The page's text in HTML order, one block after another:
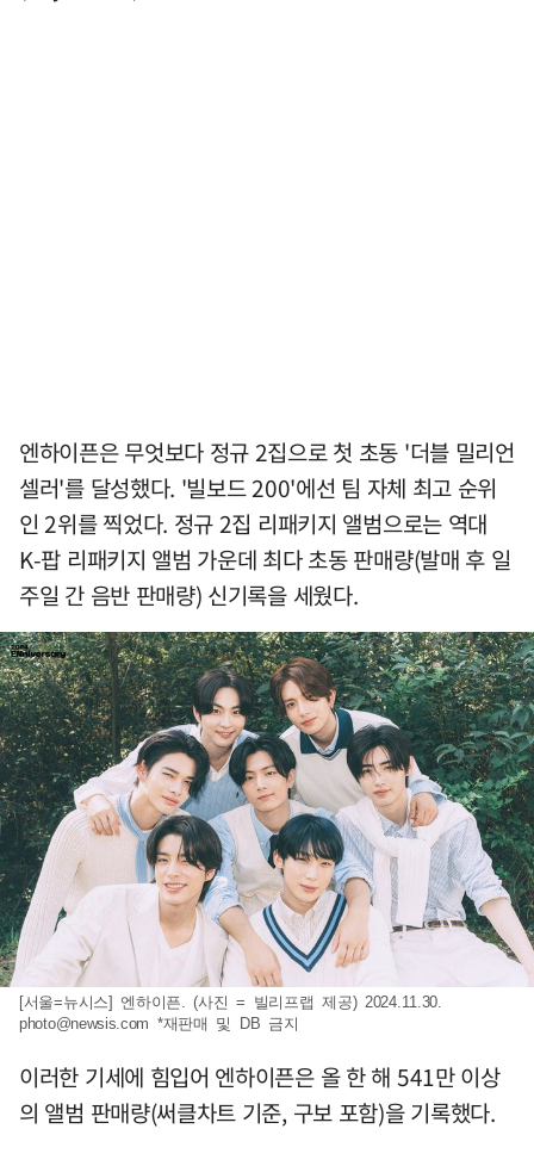
엔하이픈은 무엇보다 정규 2집으로 첫 초동 '더블 밀리언
셀러'를 달성했다. '빌보드 200'에선 팀 자체 최고 순위
인 2위를 찍었다. 정규 2집 리패키지 앨범으로는 역대
K-팝 리패키지 앨범 가운데 최다 초동 판매량(발매 후 일
주일 간 음반 판매량) 신기록을 세웠다.
[서울=뉴시스] 엔하이픈. (사진 = 빌리프랩 제공) 2024.11.30.
photo@newsis.com *재판매 및 DB 금지
이러한 기세에 힘입어 엔하이픈은 올 한 해 541만 이상
의 앨범 판매량(써클차트 기준, 구보 포함)을 기록했다.